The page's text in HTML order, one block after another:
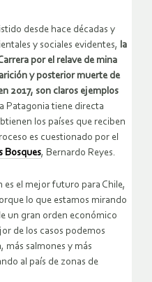
desde hace décadas y
y sociales evidentes, la
por el relave de mina
y posterior muerte de
2017, son claros ejemplos
Patagonia tiene directa
los países que reciben
es cuestionado por el
Bosques, Bernardo Reyes.
es el mejor futuro para Chile,
lo que estamos mirando
un gran orden económico
de los casos podemos
más salmones y más
al país de zonas de